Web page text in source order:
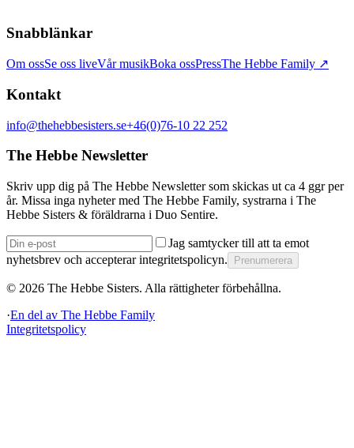
Snabblänkar
Om ossSe oss liveVår musikBoka ossPressThe Hebbe Family ↗
Kontakt
info@thehebbesisters.se+46(0)76-10 22 252
The Hebbe Newsletter
Skriv upp dig på The Hebbe Newsletter som skickas ut ca 4 ggr per
år. Missa inga nyheter med The Hebbe Family, systrarna i The
Hebbe Sisters & föräldrarna i Duo Sentire.
Jag samtycker till att ta emot
nyhetsbrev och accepterar integritetspolicyn.
Prenumerera
© 2026 The Hebbe Sisters. Alla rättigheter förbehållna.
·En del av The Hebbe Family
Integritetspolicy